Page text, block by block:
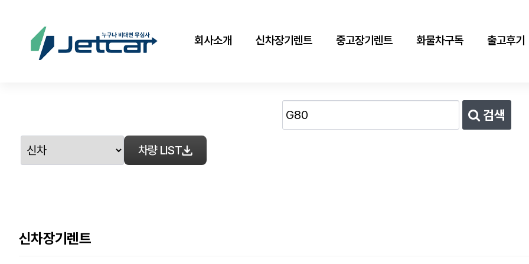
회사소개 신차장기렌트 중고장기렌트 화물차구독 출고후기
검색
차량 LIST
신차장기렌트